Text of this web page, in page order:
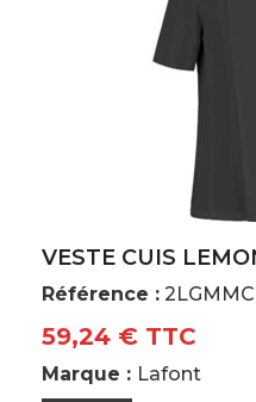
VESTE CUIS
Référence :
59,24 € TTC
Marque : Lafont